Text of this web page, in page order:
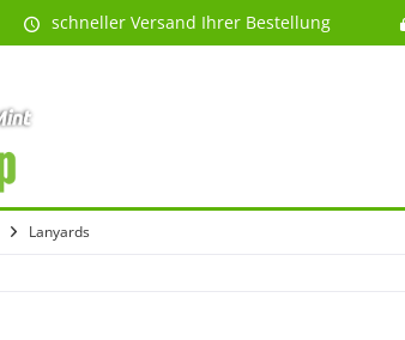
schneller Versand Ihrer Bestellung
Lanyards